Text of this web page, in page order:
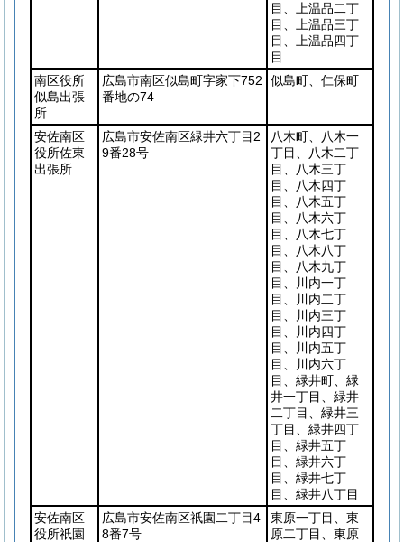
目、上温品二丁
目、上温品三丁
目、上温品四丁
目
南区役所
似島出張
所
広島市南区似島町字家下752
番地の74
似島町、仁保町
安佐南区
役所佐東
出張所
広島市安佐南区緑井六丁目2
9番28号
八木町、八木一
丁目、八木二丁
目、八木三丁
目、八木四丁
目、八木五丁
目、八木六丁
目、八木七丁
目、八木八丁
目、八木九丁
目、川内一丁
目、川内二丁
目、川内三丁
目、川内四丁
目、川内五丁
目、川内六丁
目、緑井町、緑
井一丁目、緑井
二丁目、緑井三
丁目、緑井四丁
目、緑井五丁
目、緑井六丁
目、緑井七丁
目、緑井八丁目
安佐南区
役所祇園
広島市安佐南区祇園二丁目4
8番7号
東原一丁目、東
原二丁目、東原